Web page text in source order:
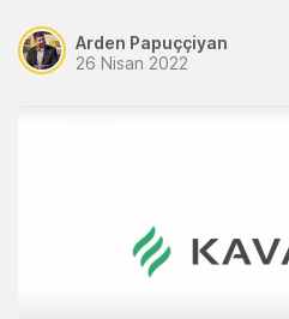
Arden Papuççiyan
26 Nisan 2022